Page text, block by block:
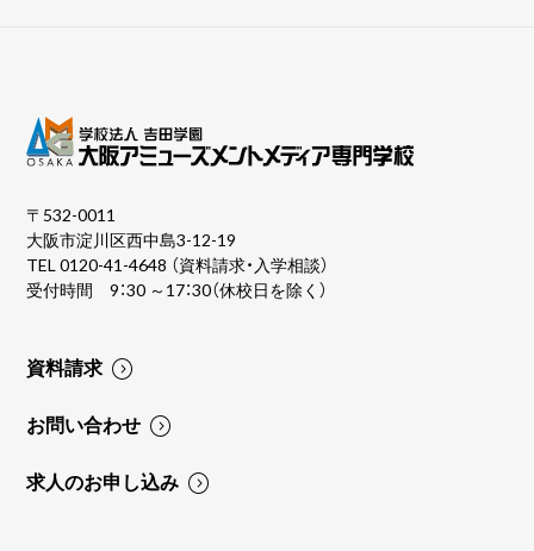
〒532-0011
大阪市淀川区西中島3-12-19
TEL0120-41-4648 （資料請求・入学相談）
受付時間 9：30 ～17：30（休校日を除く）
資料請求
お問い合わせ
求人のお申し込み